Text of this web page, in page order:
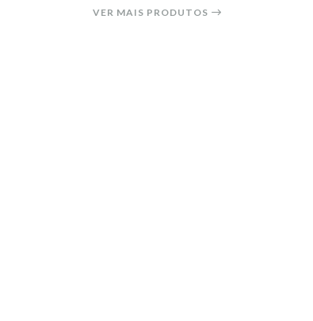
VER MAIS PRODUTOS